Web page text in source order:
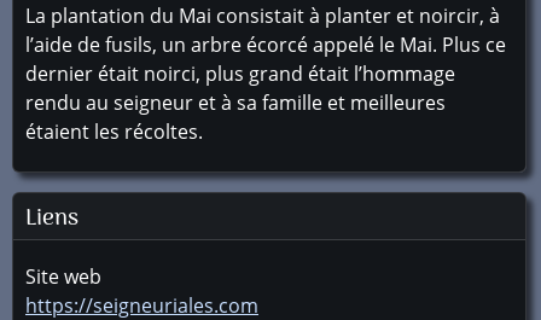
La plantation du Mai consistait à planter et noircir, à
l’aide de fusils, un arbre écorcé appelé le Mai. Plus ce
dernier était noirci, plus grand était l’hommage
rendu au seigneur et à sa famille et meilleures
étaient les récoltes.
Liens
Site web
https://seigneuriales.com